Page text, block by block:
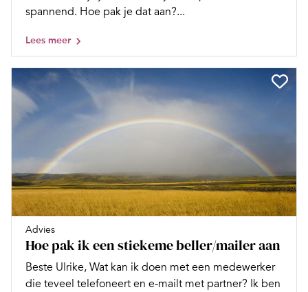
spannend. Hoe pak je dat aan?...
Lees meer
Advies
Hoe pak ik een stiekeme beller/mailer aan
Beste Ulrike, Wat kan ik doen met een medewerker
die teveel telefoneert en e-mailt met partner? Ik ben